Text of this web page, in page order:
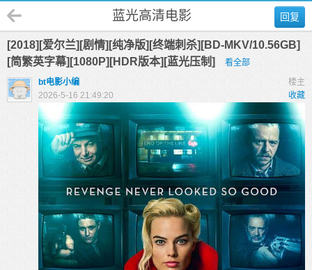
回复
蓝光高清电影
[2018][爱尔兰][剧情][纯净版][终端刺杀][BD-MKV/10.56GB]
[简繁英字幕][1080P][HDR版本][蓝光压制]
看全部
楼主
bt电影小编
收藏
2026-5-16 21:49:20